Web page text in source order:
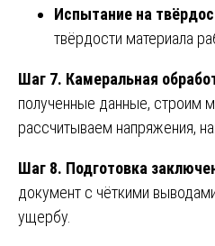
Испытание на
твёрдости материала
Шаг 7. Камеральная
полученные данные, строим
рассчитываем напряжения,
Шаг 8. Подготовка
документ с чёткими
ущербу.